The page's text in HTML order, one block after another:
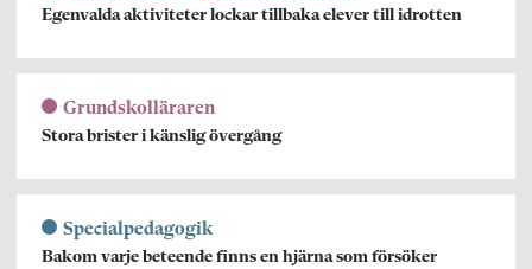
Egenvalda aktiviteter lockar tillbaka elever till idrotten
Grundskolläraren
Stora brister i känslig övergång
Specialpedagogik
Bakom varje beteende finns en hjärna som försöker